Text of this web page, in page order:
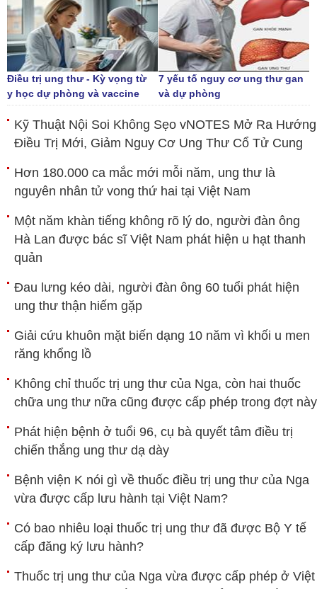
Điều trị ung thư - Kỳ vọng từ
y học dự phòng và vaccine
7 yếu tố nguy cơ ung thư gan
và dự phòng
Kỹ Thuật Nội Soi Không Sẹo vNOTES Mở Ra Hướng
Điều Trị Mới, Giảm Nguy Cơ Ung Thư Cổ Tử Cung
Hơn 180.000 ca mắc mới mỗi năm, ung thư là
nguyên nhân tử vong thứ hai tại Việt Nam
Một năm khàn tiếng không rõ lý do, người đàn ông
Hà Lan được bác sĩ Việt Nam phát hiện u hạt thanh
quản
Đau lưng kéo dài, người đàn ông 60 tuổi phát hiện
ung thư thận hiếm gặp
Giải cứu khuôn mặt biến dạng 10 năm vì khối u men
răng khổng lồ
Không chỉ thuốc trị ung thư của Nga, còn hai thuốc
chữa ung thư nữa cũng được cấp phép trong đợt này
Phát hiện bệnh ở tuổi 96, cụ bà quyết tâm điều trị
chiến thắng ung thư dạ dày
Bệnh viện K nói gì về thuốc điều trị ung thư của Nga
vừa được cấp lưu hành tại Việt Nam?
Có bao nhiêu loại thuốc trị ung thư đã được Bộ Y tế
cấp đăng ký lưu hành?
Thuốc trị ung thư của Nga vừa được cấp phép ở Việt